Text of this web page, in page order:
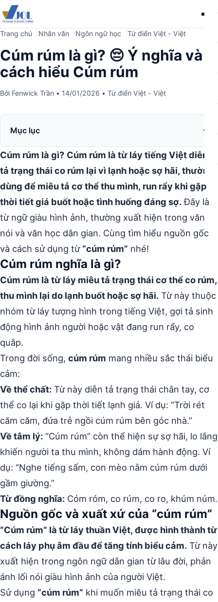
Trang chủ Nhân văn Ngôn ngữ học Từ điển Việt - Việt
Cúm rúm là gì? 😔 Ý nghĩa và
cách hiểu Cúm rúm
Bởi Fenwick Trần • 14/01/2026 • Từ điển Việt - Việt
Mục lục
Cúm rúm là gì? Cúm rúm là từ láy tiếng Việt diễn
tả trạng thái co rúm lại vì lạnh hoặc sợ hãi, thường
dùng để miêu tả cơ thể thu mình, run rẩy khi gặp
thời tiết giá buốt hoặc tình huống đáng sợ.Đây là
từ ngữ giàu hình ảnh, thường xuất hiện trong văn
nói và văn học dân gian. Cùng tìm hiểu nguồn gốc
và cách sử dụng từ “cúm rúm” nhé!
Cúm rúm nghĩa là gì?
Cúm rúm là từ láy miêu tả trạng thái cơ thể co rúm,
thu mình lại do lạnh buốt hoặc sợ hãi. Từ này thuộc
nhóm từ láy tượng hình trong tiếng Việt, gợi tả sinh
động hình ảnh người hoặc vật đang run rẩy, co
quắp.
Trong đời sống, cúm rúm mang nhiều sắc thái biểu
cảm:
Về thể chất: Từ này diễn tả trạng thái chân tay, cơ
thể co lại khi gặp thời tiết lạnh giá. Ví dụ: “Trời rét
căm căm, đứa trẻ ngồi cúm rúm bên góc nhà.”
Về tâm lý: “Cúm rúm” còn thể hiện sự sợ hãi, lo lắng
khiến người ta thu mình, không dám hành động. Ví
dụ: “Nghe tiếng sấm, con mèo nằm cúm rúm dưới
gầm giường.”
Từ đồng nghĩa: Cóm róm, co rúm, co ro, khúm núm.
Nguồn gốc và xuất xứ của “cúm rúm”
“Cúm rúm” là từ láy thuần Việt, được hình thành từ
cách láy phụ âm đầu để tăng tính biểu cảm. Từ này
xuất hiện trong ngôn ngữ dân gian từ lâu đời, phản
ánh lối nói giàu hình ảnh của người Việt.
Sử dụng “cúm rúm” khi muốn miêu tả trạng thái co